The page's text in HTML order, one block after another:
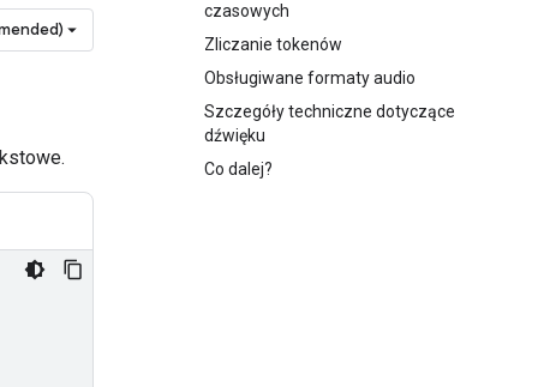
czasowych
Zliczanie tokenów
Obsługiwane formaty audio
Szczegóły techniczne dotyczące
dźwięku
Co dalej?